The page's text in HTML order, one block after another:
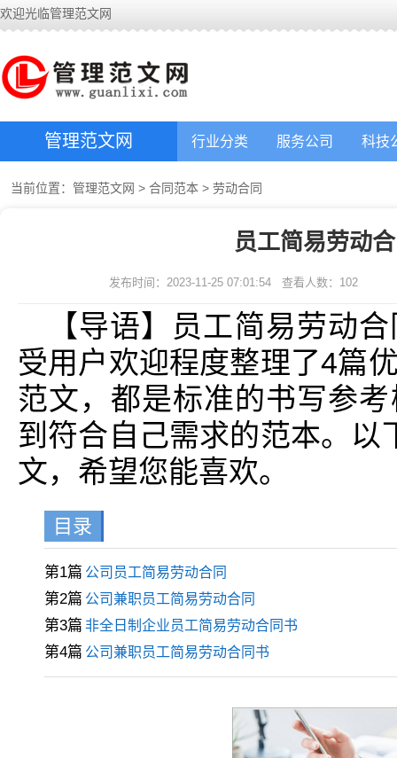
欢迎光临管理范文网
管理范文网 行业分类 服务公司 科技
当前位置： 管理范文网 > 合同范本 > 劳动合同
员工简易劳动
发布时间：2023-11-25 07:01:54 查看人数： 102
【导语】员工简易劳动
受用户欢迎程度整理了4篇
范文，都是标准的书写参
到符合自己需求的范本。
文，希望您能喜欢。
目录
第1篇 公司员工简易劳动合同
第2篇 公司兼职员工简易劳动合同
第3篇 非全日制企业员工简易劳动合同书
第4篇 公司兼职员工简易劳动合同书